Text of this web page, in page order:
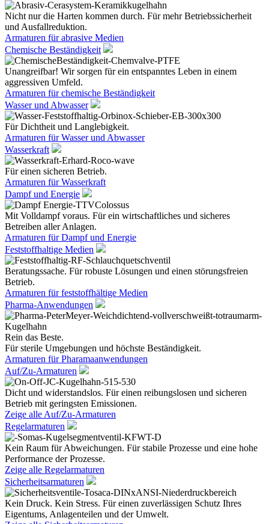
Nicht nur die Harten kommen durch. Für mehr Betriebssicherheit
und Ausfallreduktion.
Armaturen für abrasive Medien
Chemische Beständigkeit
Unangreifbar! Wir sorgen für ein entspanntes Leben in einem
aggressiven Umfeld.
Armaturen für chemische Beständigkeit
Wasser und Abwasser
Für Dichtheit und Langlebigkeit.
Armaturen für Wasser und Abwasser
Wasserkraft
Für einen sicheren Betrieb.
Armaturen für Wasserkraft
Dampf und Energie
Mit Volldampf voraus. Für ein wirtschaftliches und sicheres
Betreiben aller Anlagen.
Armaturen für Dampf und Energie
Feststoffhaltige Medien
Beratungssache. Für robuste Lösungen und einen störungsfreien
Betrieb.
Armaturen für feststoffhältige Medien
Pharma-Anwendungen
Rein das Beste.
Für sterile Umgebungen und höchste Beständigkeit.
Armaturen für Pharamaanwendungen
Auf/Zu-Armaturen
Dicht und widerstandslos. Für einen reibungslosen und sicheren
Betrieb mit geringsten Emissionen.
Zeige alle Auf/Zu-Armaturen
Regelarmaturen
Kein Raum für Abweichungen. Für stabile Prozesse und eine hohe
Performance der Prozesse.
Zeige alle Regelarmaturen
Sicherheitsarmaturen
Kein Druck. Kein Stress. Für einen zuverlässigen Schutz Ihres
Eigentums, Anlagenteilen und der Umwelt.